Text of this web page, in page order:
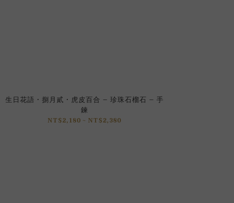
生日花語 • 捌月貳 • 虎皮百合 – 珍珠石榴石 – 手
鍊
NT$2,180 ~ NT$2,380